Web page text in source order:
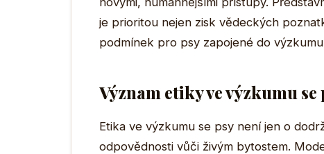
je prioritou nejen zisk vědeckých
podmínek pro psy zapojené do
Význam etiky ve výzkumu se
Etika ve výzkumu se psy není jen o
odpovědnosti vůči živým bytostem.